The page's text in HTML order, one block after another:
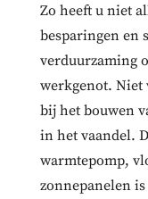
Zo heeft u niet
besparingen en
verduurzaming
werkgenot. Niet
bij het bouwen
in het vaandel.
warmtepomp,
zonnepanelen